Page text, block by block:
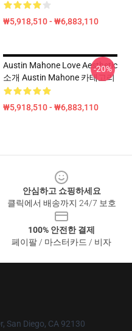
₩5,918,510 - ₩6,883,110
Austin Mahone Love Aesthetic
소개 Austin Mahone 카테고리
₩5,918,510 - ₩6,883,110
-20%
안심하고 쇼핑하세요
클릭에서 배송까지 24/7 보호
100% 안전한 결제
페이팔 / 마스터카드 / 비자
San Diego, CA 92130